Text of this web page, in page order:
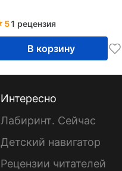
51 рецензия
В корзину
Интересно
Лабиринт. Сейчас
Детский навигатор
Рецензии читателей